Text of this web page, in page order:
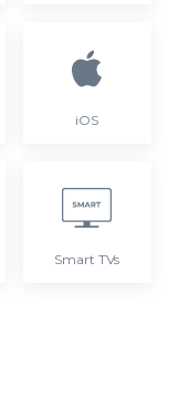
iOS
Smart TVs